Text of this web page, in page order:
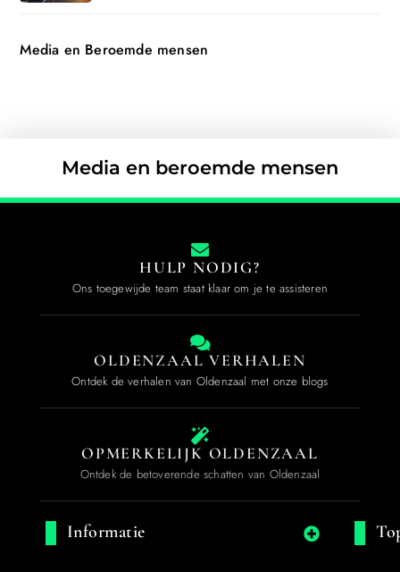
Media en Beroemde mensen
Media en beroemde mensen
HULP NODIG?
Ons toegewijde team staat klaar om je te assisteren
OLDENZAAL VERHALEN
Ontdek de verhalen van Oldenzaal met onze blogs
OPMERKELIJK OLDENZAAL
Ontdek de betoverende schatten van Oldenzaal
Informatie